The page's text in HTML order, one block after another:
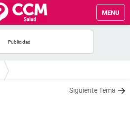
MENU
Siguiente Tema